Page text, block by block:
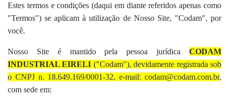
Estes termos e condições (daqui em diante referidos apenas como
"Termos") se aplicam à utilização de Nosso Site, "Codam", por
você.
Nosso Site é mantido pela pessoa jurídica CODAM
INDUSTRIAL EIRELI ("Codam"), devidamente registrada sob
o CNPJ n. 18.649.169/0001-32, e-mail: codam@codam.com.br,
com sede em: